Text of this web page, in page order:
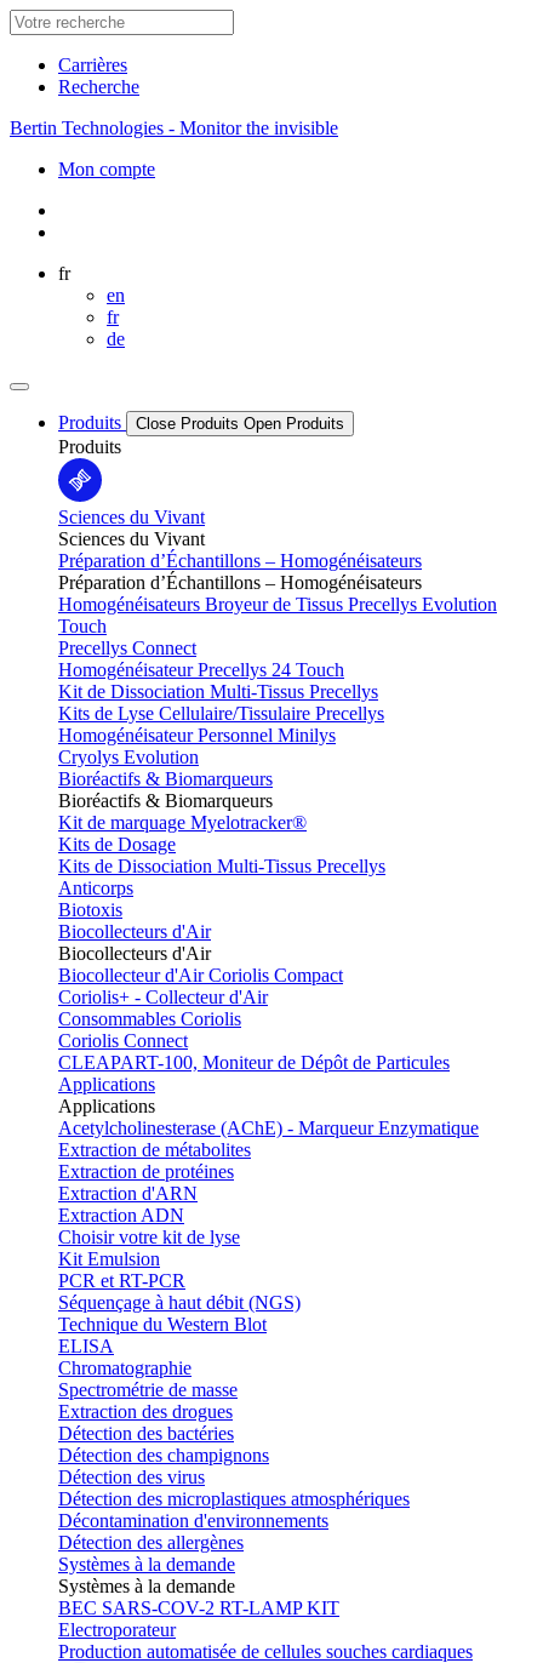
Carrières
Recherche
Bertin Technologies - Monitor the invisible
Mon compte
fr
en
fr
de
Produits Close Produits Open Produits
Produits
Sciences du Vivant
Sciences du Vivant
Préparation d’Échantillons – Homogénéisateurs
Préparation d’Échantillons – Homogénéisateurs
Homogénéisateurs Broyeur de Tissus Precellys Evolution
Touch
Precellys Connect
Homogénéisateur Precellys 24 Touch
Kit de Dissociation Multi-Tissus Precellys
Kits de Lyse Cellulaire/Tissulaire Precellys
Homogénéisateur Personnel Minilys
Cryolys Evolution
Bioréactifs & Biomarqueurs
Bioréactifs & Biomarqueurs
Kit de marquage Myelotracker®
Kits de Dosage
Kits de Dissociation Multi-Tissus Precellys
Anticorps
Biotoxis
Biocollecteurs d'Air
Biocollecteurs d'Air
Biocollecteur d'Air Coriolis Compact
Coriolis+ - Collecteur d'Air
Consommables Coriolis
Coriolis Connect
CLEAPART-100, Moniteur de Dépôt de Particules
Applications
Applications
Acetylcholinesterase (AChE) - Marqueur Enzymatique
Extraction de métabolites
Extraction de protéines
Extraction d'ARN
Extraction ADN
Choisir votre kit de lyse
Kit Emulsion
PCR et RT-PCR
Séquençage à haut débit (NGS)
Technique du Western Blot
ELISA
Chromatographie
Spectrométrie de masse
Extraction des drogues
Détection des bactéries
Détection des champignons
Détection des virus
Détection des microplastiques atmosphériques
Décontamination d'environnements
Détection des allergènes
Systèmes à la demande
Systèmes à la demande
BEC SARS-COV-2 RT-LAMP KIT
Electroporateur
Production automatisée de cellules souches cardiaques